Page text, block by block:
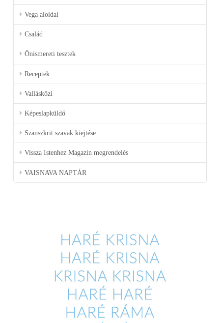
Vega aloldal
Család
Önismereti tesztek
Receptek
Vallásközi
Képeslapküldő
Szanszkrit szavak kiejtése
Vissza Istenhez Magazin megrendelés
VAISNAVA NAPTÁR